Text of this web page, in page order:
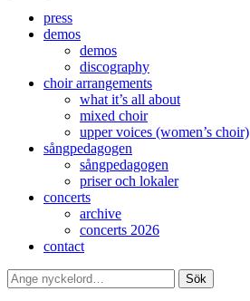
press
demos
demos
discography
choir arrangements
what it’s all about
mixed choir
upper voices (women’s choir)
sångpedagogen
sångpedagogen
priser och lokaler
concerts
archive
concerts 2026
contact
Sök
efter:
Sök